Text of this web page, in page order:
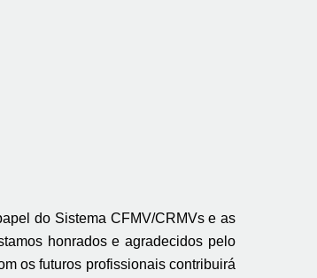
do Sistema CFMV/CRMVs e as
honrados e agradecidos pelo
os futuros profissionais contribuirá